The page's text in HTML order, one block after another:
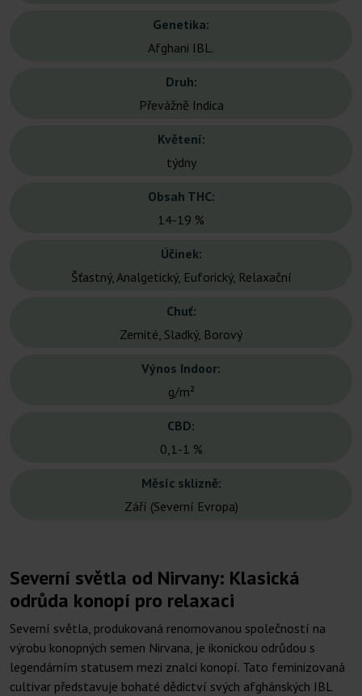
Genetika:
Afghani IBL.
Druh:
Převážně Indica
Květení:
týdny
Obsah THC:
14-19 %
Účinek:
Šťastný, Analgetický, Euforický, Relaxační
Chuť:
Zemité, Sladký, Borový
Výnos Indoor:
g/m²
CBD:
0,1-1 %
Měsíc sklizně:
Září (Severní Evropa)
Severní světla od Nirvany: Klasická
odrůda konopí pro relaxaci
Severní světla, produkovaná renomovanou společností na
výrobu konopných semen Nirvana, je ikonickou odrůdou s
legendárním statusem mezi znalci konopí. Tato feminizovaná
cultivar představuje bohaté dědictví svých afghánských IBL